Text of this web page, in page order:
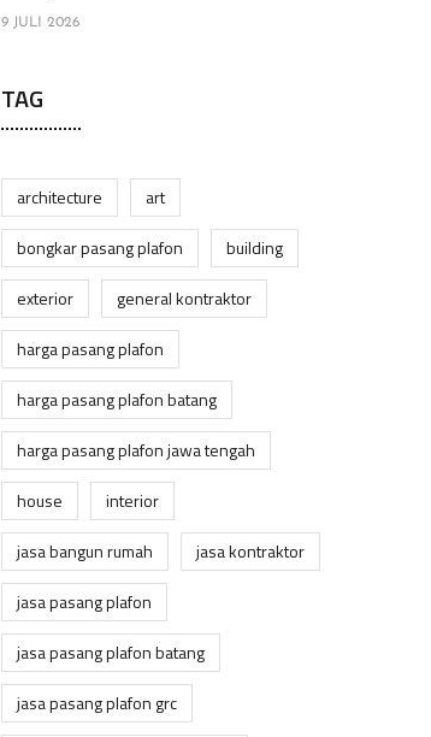
9 JULI 2026
TAG
architecture
art
bongkar pasang plafon
building
exterior
general kontraktor
harga pasang plafon
harga pasang plafon batang
harga pasang plafon jawa tengah
house
interior
jasa bangun rumah
jasa kontraktor
jasa pasang plafon
jasa pasang plafon batang
jasa pasang plafon grc